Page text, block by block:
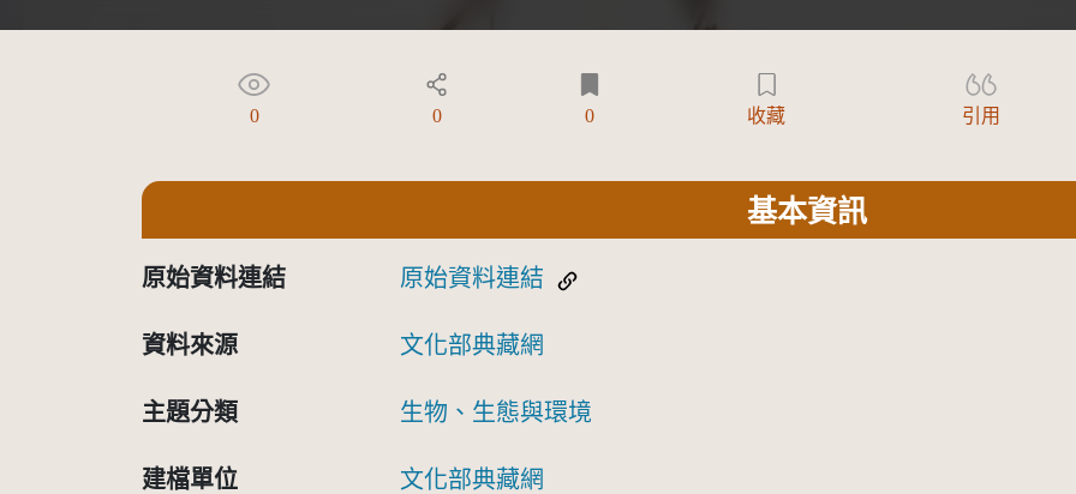
0 0 0 收藏 引用
基本資訊
原始資料連結 原始資料連結
資料來源 文化部典藏網
主題分類 生物、生態與環境
建檔單位 文化部典藏網